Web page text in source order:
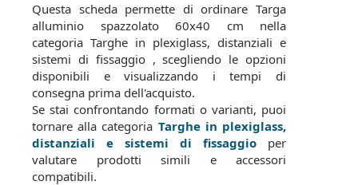
Questa scheda permette di ordinare Targa
alluminio spazzolato 60x40 cm nella
categoria Targhe in plexiglass, distanziali e
sistemi di fissaggio , scegliendo le opzioni
disponibili e visualizzando i tempi di
consegna prima dell'acquisto.
Se stai confrontando formati o varianti, puoi
tornare alla categoria Targhe in plexiglass,
distanziali e sistemi di fissaggio per
valutare prodotti simili e accessori
compatibili.